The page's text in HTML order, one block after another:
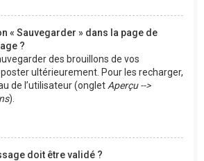
« Sauvegarder » dans la page de
?
des brouillons de vos
ultérieurement. Pour les recharger,
de l’utilisateur (onglet Aperçu -->
).
doit être validé ?